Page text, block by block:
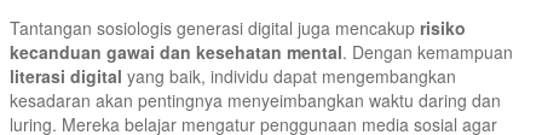
Tantangan sosiologis generasi digital juga mencakup risiko
kecanduan gawai dan kesehatan mental. Dengan kemampuan
literasi digital yang baik, individu dapat mengembangkan
kesadaran akan pentingnya menyeimbangkan waktu daring dan
luring. Mereka belajar mengatur penggunaan media sosial agar